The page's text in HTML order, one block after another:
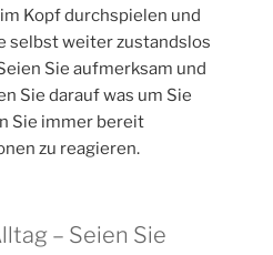
Kopf durchspielen und
selbst weiter zustandslos
Sie aufmerksam und
Sie darauf was um Sie
Sie immer bereit
zu reagieren.
– Seien Sie